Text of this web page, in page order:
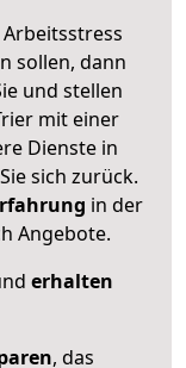
sollen, dann
und stellen
mit einer
Dienste in
sich zurück.
in der
Angebote.
erhalten
, das